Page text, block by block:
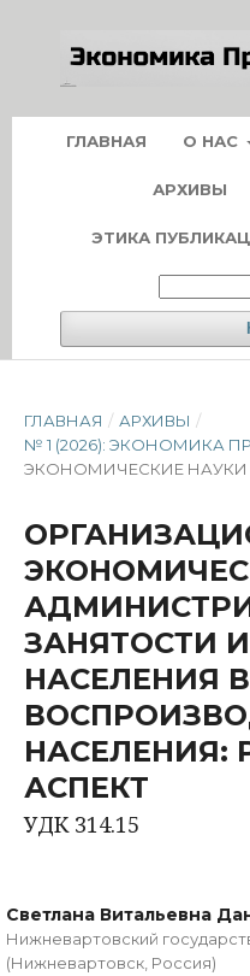
ГЛАВНАЯ О НАС
АРХИВЫ
ЭТИКА
ГЛАВНАЯ / АРХИВЫ /
№ 1 (2026): ЭКОНОМИКА
ЭКОНОМИЧЕСКИЕ НАУКИ
ЗАНЯТОСТИ
НАСЕЛЕНИЯ
НАСЕЛЕНИЯ:
АСПЕКТ
УДК 314.15
Светлана Витальевна
Нижневартовский
(Нижневартовск, Россия)